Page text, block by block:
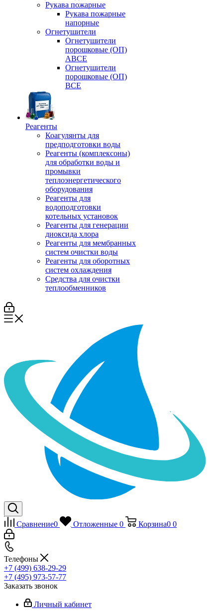
Рукава пожарные
Рукава пожарные
напорные
Огнетушители
Огнетушители
порошковые (ОП)
АВСЕ
Огнетушители
порошковые (ОП)
ВСЕ
Реагенты
Коагулянты для
предподготовки воды
Реагенты (комплексоны)
для обработки воды и
промывки
теплоэнергетического
оборудования
Реагенты для
водоподготовки
котельных установок
Реагенты для генерации
диоксида хлора
Реагенты для мембранных
систем очистки воды
Реагенты для оборотных
систем охлаждения
Средства для очистки
теплообменников
Сравнение0 Отложенные 0 Корзина0 0
Телефоны
+7 (499) 638-29-29
+7 (495) 973-57-77
Заказать звонок
Личный кабинет